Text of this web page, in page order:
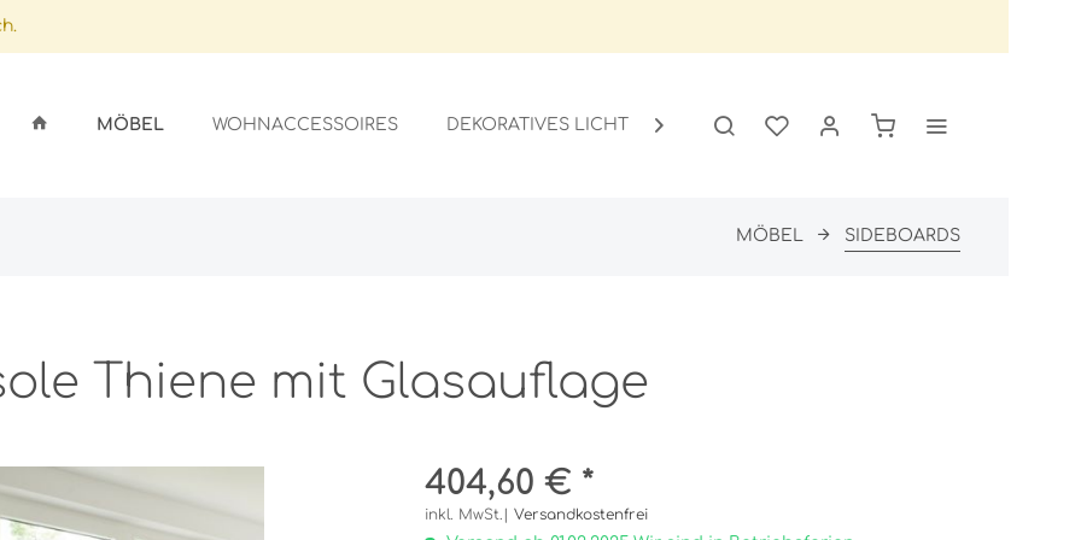
WOHNACCESSOIRES DEKORATIVES LICHT GARTEN SALE
GLASAUFLAGEN

MÖBEL SIDEBOARDS
Thiene mit Glasauflage
404,60 € *
inkl. MwSt.| Versandkostenfrei